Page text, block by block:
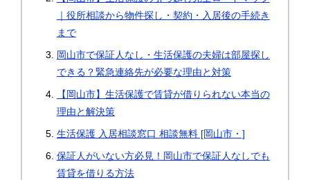
｜役所相談から物件探し・契約・入居後の手続き
まで
岡山市で保証人なし・生活保護の夫婦は部屋探し
できる？緊急連絡先が必要な理由と対策
【岡山市】生活保護で賃貸が借りられない本当の
理由と解決策
生活保護 入居相談窓口 相談無料 [岡山市・]
保証人がいない方必見！岡山市で保証人なしでも
賃貸を借りる方法